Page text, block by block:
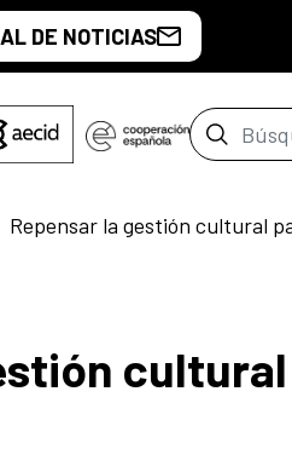
DE NOTICIAS
Barra